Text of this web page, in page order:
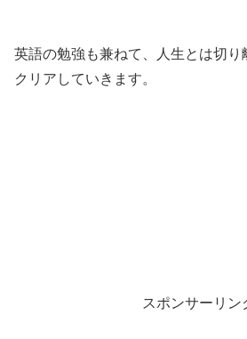
英語の勉強も兼ねて、人生とは切り
クリアしていきます。
スポンサーリン